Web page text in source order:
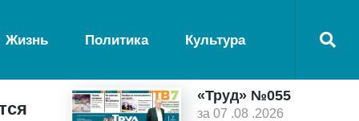
Жизнь Политика Культура
«Труд» №055
за 07 .08 .2026